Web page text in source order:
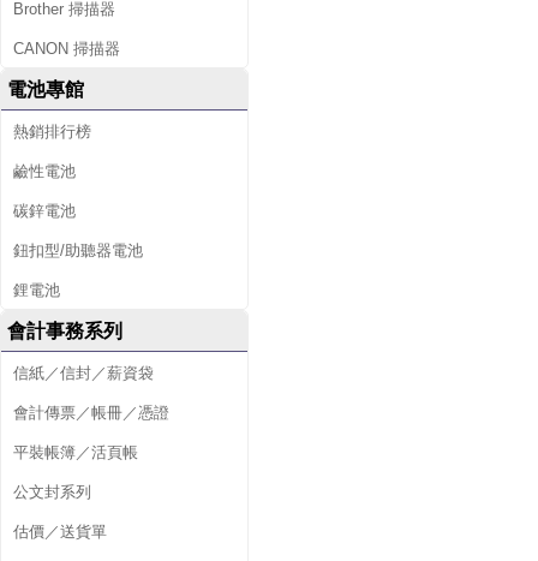
Brother 掃描器
CANON 掃描器
電池專館
熱銷排行榜
鹼性電池
碳鋅電池
鈕扣型/助聽器電池
鋰電池
會計事務系列
信紙／信封／薪資袋
會計傳票／帳冊／憑證
平裝帳簿／活頁帳
公文封系列
估價／送貨單